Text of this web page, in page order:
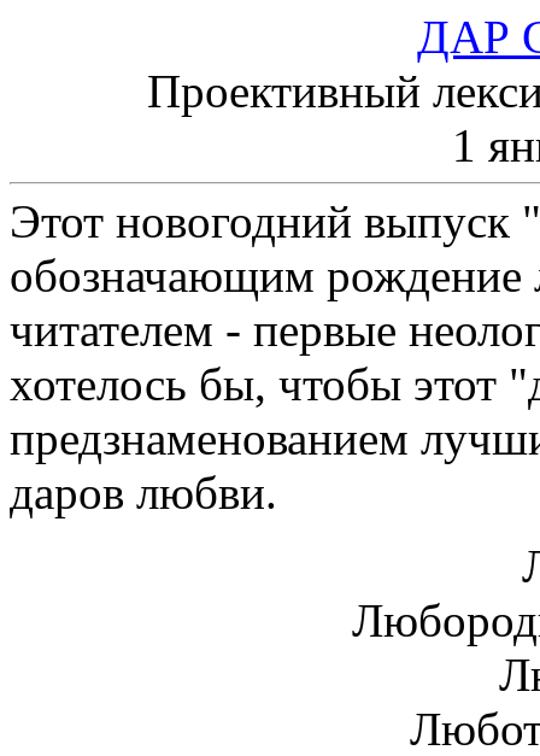
ДАР
Проективный
1
Этот новогодний выпуск
обозначающим
читателем - первые
хотелось бы, чтобы этот
предзнаменованием
даров любви.